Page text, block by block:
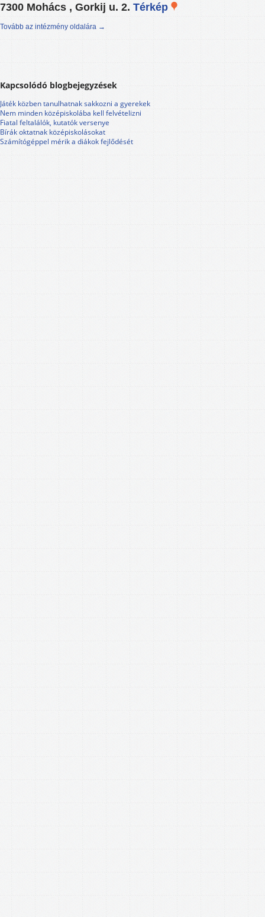
7300 Mohács , Gorkij u. 2. Térkép
Tovább az intézmény oldalára →
Kapcsolódó blogbejegyzések
Játék közben tanulhatnak sakkozni a gyerekek
Nem minden középiskolába kell felvételizni
Fiatal feltalálók, kutatók versenye
Bírák oktatnak középiskolásokat
Számítógéppel mérik a diákok fejlődését